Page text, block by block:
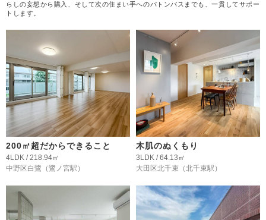
らしの妄想から購入、そして次の住まい手へのバトンパスまでも、一貫してサポー
トします。
200㎡超だからできること
4LDK / 218.94㎡
中野区白鷺 （鷺ノ宮駅）
木肌のぬくもり
3LDK / 64.13㎡
大田区北千束 （北千束駅）